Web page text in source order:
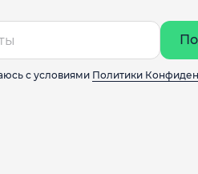
с условиями Политики